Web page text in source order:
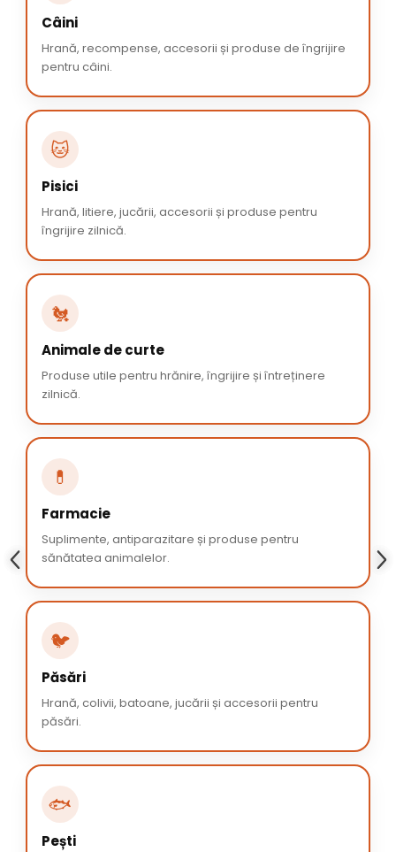
Câini
Hrană, recompense, accesorii și produse de îngrijire
pentru câini.
🐱
Pisici
Hrană, litiere, jucării, accesorii și produse pentru
îngrijire zilnică.
🐔
Animale de curte
Produse utile pentru hrănire, îngrijire și întreținere
zilnică.
💊
Farmacie
Suplimente, antiparazitare și produse pentru
sănătatea animalelor.
🐦
Păsări
Hrană, colivii, batoane, jucării și accesorii pentru
păsări.
🐟
Pești